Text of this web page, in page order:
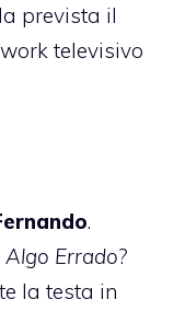
prevista il
televisivo
.
Algo Errado?
la testa in